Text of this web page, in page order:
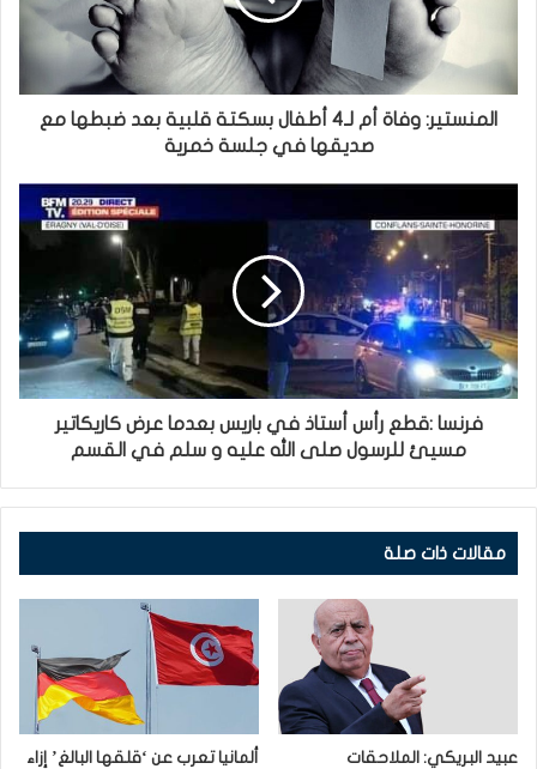
المنستير: وفاة أم لـ4 أطفال بسكتة قلبية بعد ضبطها مع
صديقها في جلسة خمرية
فرنسا :قطع رأس أستاذ في باريس بعدما عرض كاريكاتير
مسيئ للرسول صلى الله عليه و سلم في القسم
مقالات ذات صلة
عبيد البريكي: الملاحقات
ألمانيا تعرب عن ‘قلقها البالغ’ إزاء